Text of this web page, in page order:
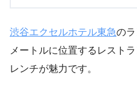
渋谷エクセルホテル東急の
メートルに位置するレスト
レンチが魅力です。